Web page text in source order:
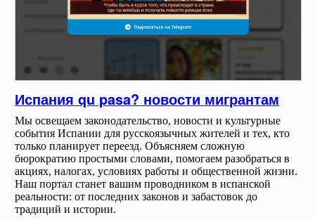
Испания qu pasa? новости мигрантам
Мы освещаем законодательство, новости и культурные
события Испании для русскоязычных жителей и тех, кто
только планирует переезд. Объясняем сложную
бюрократию простыми словами, помогаем разобраться в
акциях, налогах, условиях работы и общественной жизни.
Наш портал станет вашим проводником в испанской
реальности: от последних законов и забастовок до
традиций и истории.